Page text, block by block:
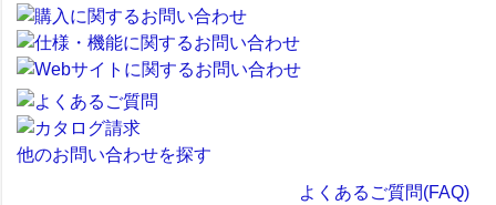
他のお問い合わせを探す
よくあるご質問(FAQ)